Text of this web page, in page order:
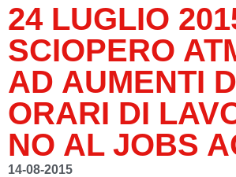
24 LUGLIO
SCIOPERO
AD AUMENTI
ORARI DI
NO AL JOBS
14-08-2015